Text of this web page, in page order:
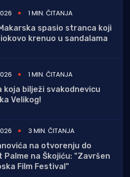
1 MIN. ČITANJA
Makarska spasio stranca koji
krenuo u sandalama
1 MIN. ČITANJA
koja bilježi svakodnevicu
Velikog!
3 MIN. ČITANJA
na otvorenju do
Palme na Škojiću: "Završen
Film Festival"